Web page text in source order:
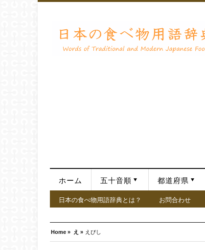
ホーム 五十音順 都道府県
日本の食べ物用語辞典とは？ お問合わせ
Home » え » えびし